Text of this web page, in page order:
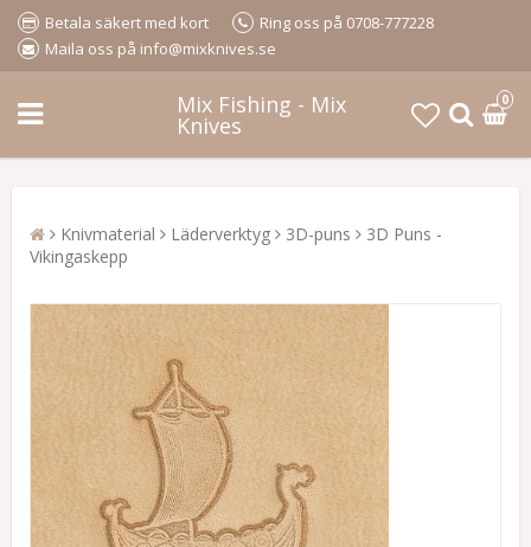
Betala säkert med kort
Ring oss på 0708-777228
Maila oss på info@mixknives.se
Mix Fishing - Mix
Knives
0
Knivmaterial Läderverktyg 3D-puns
3D Puns -
Vikingaskepp